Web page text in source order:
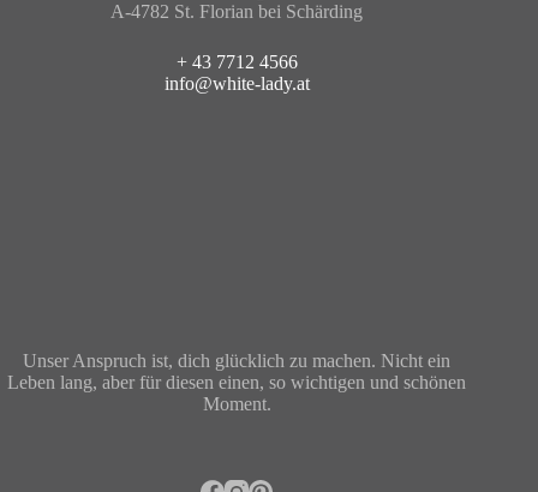
A-4782 St. Florian bei Schärding
+ 43 7712 4566
info@white-lady.at
Unser Anspruch ist, dich glücklich zu machen. Nicht ein
Leben lang, aber für diesen einen, so wichtigen und schönen
Moment.